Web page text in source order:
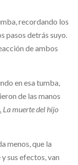
recordando los
pasos detrás suyo.
de ambos
en esa tumba,
de las manos
La muerte del hijo
menos, que la
sus efectos, van